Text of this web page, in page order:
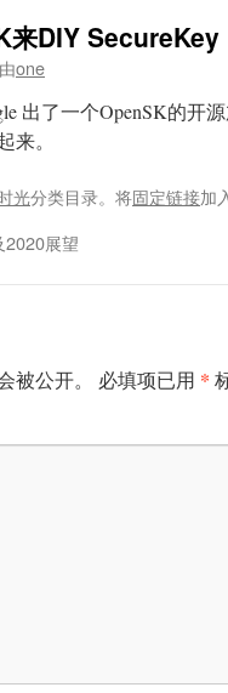
来DIY SecureKey
由one
出了一个OpenSK的开源
来。
光分类目录。将固定链接加
展望
被公开。 必填项已用 *